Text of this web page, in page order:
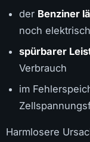
der Benziner
noch
spürbarer
Verbrauch
im
Harmlosere